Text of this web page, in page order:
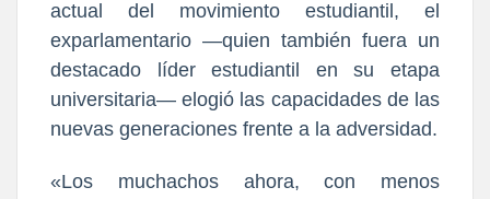
actual del movimiento estudiantil, el
exparlamentario —quien también fuera un
destacado líder estudiantil en su etapa
universitaria— elogió las capacidades de las
nuevas generaciones frente a la adversidad.
«Los muchachos ahora, con menos